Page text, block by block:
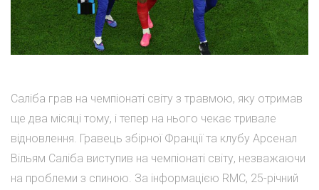
Саліба грав на чемпіонаті світу з травмою, яку отримав
ще два місяці тому, і тепер на нього чекає тривале
відновлення. Гравець збірної Франції та клубу Арсенал
Вільям Саліба виступив на чемпіонаті світу, незважаючи
на проблеми з спиною. За інформацією RMC, 25-річний